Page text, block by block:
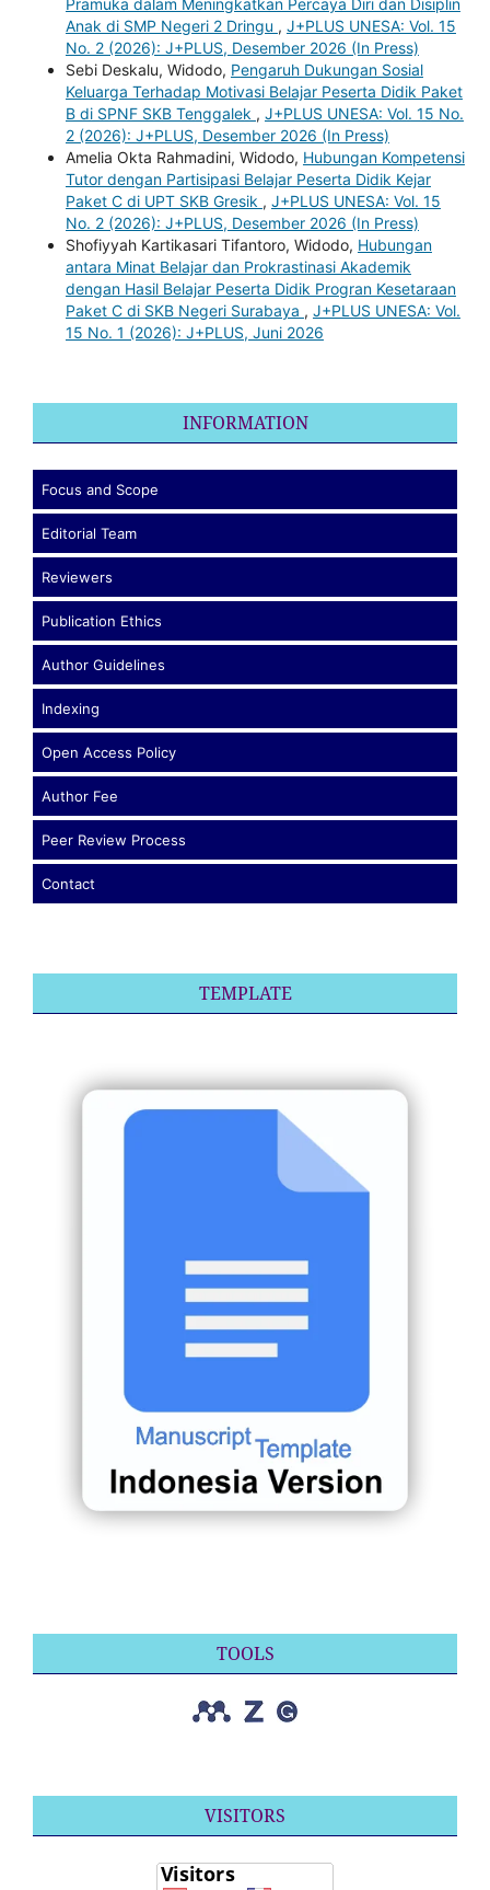
Anak di SMP Negeri 2 Dringu , J+PLUS UNESA: Vol. 15
No. 2 (2026): J+PLUS, Desember 2026 (In Press)
Sebi Deskalu, Widodo, Pengaruh Dukungan Sosial
Keluarga Terhadap Motivasi Belajar Peserta Didik Paket
B di SPNF SKB Tenggalek , J+PLUS UNESA: Vol. 15 No.
2 (2026): J+PLUS, Desember 2026 (In Press)
Amelia Okta Rahmadini, Widodo, Hubungan Kompetensi
Tutor dengan Partisipasi Belajar Peserta Didik Kejar
Paket C di UPT SKB Gresik , J+PLUS UNESA: Vol. 15
No. 2 (2026): J+PLUS, Desember 2026 (In Press)
Shofiyyah Kartikasari Tifantoro, Widodo, Hubungan
antara Minat Belajar dan Prokrastinasi Akademik
dengan Hasil Belajar Peserta Didik Progran Kesetaraan
Paket C di SKB Negeri Surabaya , J+PLUS UNESA: Vol.
15 No. 1 (2026): J+PLUS, Juni 2026
INFORMATION
Focus and Scope
Editorial Team
Reviewers
Publication Ethics
Author Guidelines
Indexing
Open Access Policy
Author Fee
Peer Review Process
Contact
TEMPLATE
TOOLS
VISITORS